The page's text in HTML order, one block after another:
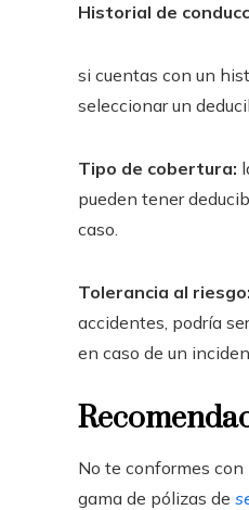
Historial de
si cuentas con un
seleccionar un
Tipo de cobertura:
pueden tener
caso.
Tolerancia al riesgo:
accidentes, podría
en caso de un
No te conformes
gama de pólizas de